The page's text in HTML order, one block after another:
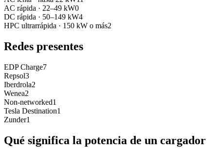
AC rápida · 22–49 kW0
DC rápida · 50–149 kW4
HPC ultrarrápida · 150 kW o más2
Redes presentes
EDP Charge7
Repsol3
Iberdrola2
Wenea2
Non-networked1
Tesla Destination1
Zunder1
Qué significa la potencia de un cargador